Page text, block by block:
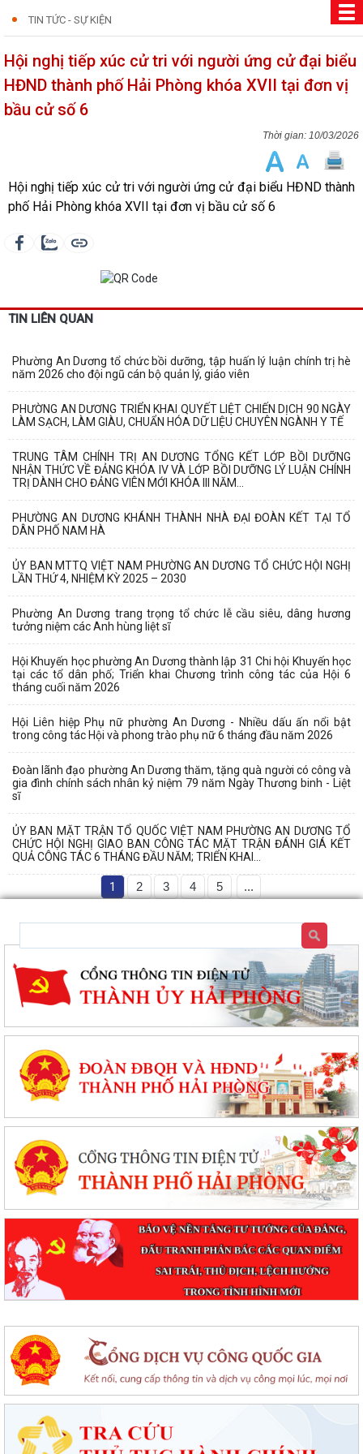
TIN TỨC - SỰ KIỆN
Hội nghị tiếp xúc cử tri với người ứng cử đại biểu
HĐND thành phố Hải Phòng khóa XVII tại đơn vị
bầu cử số 6
10/03/2026
Hội nghị tiếp xúc cử tri với người ứng cử đại biểu HĐND thành
phố Hải Phòng khóa XVII tại đơn vị bầu cử số 6
TIN LIÊN QUAN
Phường An Dương tổ chức bồi dưỡng, tập huấn lý luận chính trị hè
năm 2026 cho đội ngũ cán bộ quản lý, giáo viên
PHƯỜNG AN DƯƠNG TRIỂN KHAI QUYẾT LIỆT CHIẾN DỊCH 90 NGÀY
LÀM SẠCH, LÀM GIÀU, CHUẨN HÓA DỮ LIỆU CHUYÊN NGÀNH Y TẾ
TRUNG TÂM CHÍNH TRỊ AN DƯƠNG TỔNG KẾT LỚP BỒI DƯỠNG
NHẬN THỨC VỀ ĐẢNG KHÓA IV VÀ LỚP BỒI DƯỠNG LÝ LUẬN CHÍNH
TRỊ DÀNH CHO ĐẢNG VIÊN MỚI KHÓA III NĂM...
PHƯỜNG AN DƯƠNG KHÁNH THÀNH NHÀ ĐẠI ĐOÀN KẾT TẠI TỔ
DÂN PHỐ NAM HÀ
ỦY BAN MTTQ VIỆT NAM PHƯỜNG AN DƯƠNG TỔ CHỨC HỘI NGHỊ
LẦN THỨ 4, NHIỆM KỲ 2025 – 2030
Phường An Dương trang trọng tổ chức lễ cầu siêu, dâng hương
tưởng niệm các Anh hùng liệt sĩ
Hội Khuyến học phường An Dương thành lập 31 Chi hội Khuyến học
tại các tổ dân phố; Triển khai Chương trình công tác của Hội 6
tháng cuối năm 2026
Hội Liên hiệp Phụ nữ phường An Dương - Nhiều dấu ấn nổi bật
trong công tác Hội và phong trào phụ nữ 6 tháng đầu năm 2026
Đoàn lãnh đạo phường An Dương thăm, tặng quà người có công và
gia đình chính sách nhân kỷ niệm 79 năm Ngày Thương binh - Liệt
sĩ
ỦY BAN MẶT TRẬN TỔ QUỐC VIỆT NAM PHƯỜNG AN DƯƠNG TỔ
CHỨC HỘI NGHỊ GIAO BAN CÔNG TÁC MẶT TRẬN ĐÁNH GIÁ KẾT
QUẢ CÔNG TÁC 6 THÁNG ĐẦU NĂM; TRIỂN KHAI...
1 2 3 4 5 ...